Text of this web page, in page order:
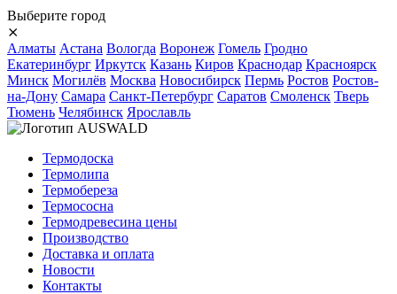
Выберите город
⨯
Алматы Астана Вологда Воронеж Гомель Гродно
Екатеринбург Иркутск Казань Киров Краснодар Красноярск
Минск Могилёв Москва Новосибирск Пермь Ростов Ростов-
на-Дону Самара Санкт-Петербург Саратов Смоленск Тверь
Тюмень Челябинск Ярославль
Термодоска
Термолипа
Термобереза
Термососна
Термодревесина цены
Производство
Доставка и оплата
Новости
Контакты